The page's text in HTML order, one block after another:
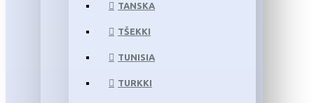
TANSKA
TŠEKKI
TUNISIA
TURKKI